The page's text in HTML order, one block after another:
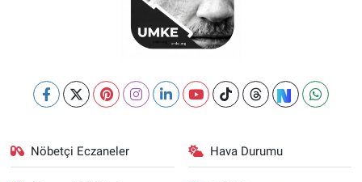
Nöbetçi Eczaneler Hava Durumu